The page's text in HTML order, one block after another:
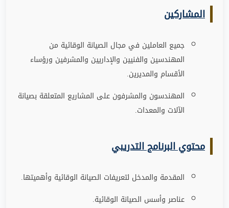
المشاركين
جميع العاملين في مجال الصيانة الوقائية من
المهندسين والفنيين والإداريين والمشرفين ورؤساء
الأقسام والمديرين.
المهندسون والمشرفون على المشاريع المتعلقة بصيانة
الآلات والمعدات.
محتوي البرنامج التدريبي
المقدمة والمدخل لتعريفات الصيانة الوقائية وأهميتها.
عناصر وأسس الصيانة الوقائية.